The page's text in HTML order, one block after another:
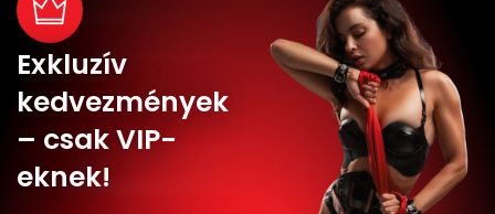
Exkluzív
kedvezmények
– csak VIP-
eknek!